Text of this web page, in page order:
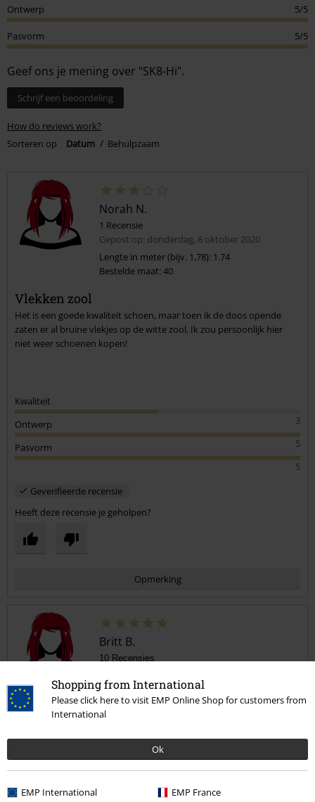
Shopping from International
Please click here to visit EMP Online Shop for customers from
International
Ok
EMP International EMP France
Ontwerp 5/5
Pasvorm 5/5
Geef ons je mening over "SK8-Hi".
Schrijf een beoordeling
How do reviews work?
Sorteren op
Datum Behulpzaam
Norah N.
1 Recensie
Gepost op: donderdag, 8 oktober 2020
Lengte in meter (bijv. 1,78): 1.74
Bestelde maat: 40
Vlekken zool
Het is een goede kwaliteit schoen, maar toen ik de doos opende
zaten er al bruine vlekjes op de witte zool. Ik zou persoonlijk hier
niet weer schoenen kopen!
Kwaliteit
3
Ontwerp
5
Pasvorm
5
Geverifieerde recensie
Heeft deze recensie je geholpen?
Opmerking
Britt B.
10 Recensies
Lengte in meter (bijv. 1,78): 1.65
Bestelde maat: 38,